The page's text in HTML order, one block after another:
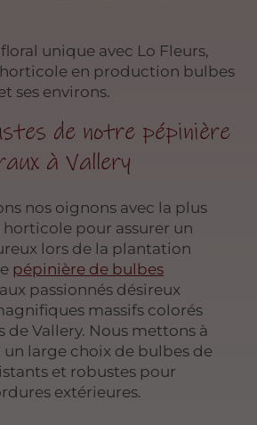
unique avec Lo Fleurs,
en production bulbes
ses environs.
de notre pépinière
à Vallery
nos oignons avec la plus
pour assurer un
lors de la plantation
pépinière de bulbes
passionnés désireux
massifs colorés
de Vallery. Nous mettons à
large choix de bulbes de
et robustes pour
extérieures.